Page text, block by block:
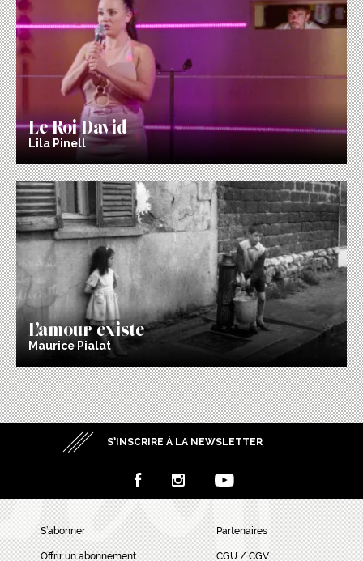
Le Roi David
Lila Pinell
L’amour existe
Maurice Pialat
S’INSCRIRE À LA NEWSLETTER
S’abonner
Offrir un abonnement
Partenaires
CGU / CGV